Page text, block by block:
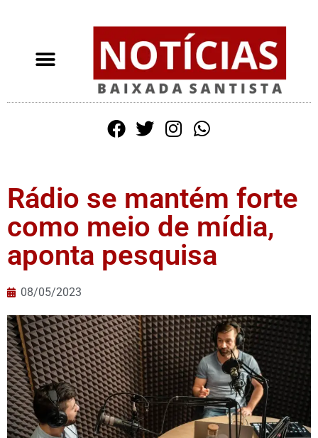
Rádio se mantém forte
como meio de mídia,
aponta pesquisa
08/05/2023